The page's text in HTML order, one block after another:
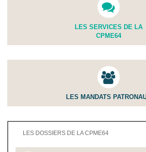
LES SERVICES DE LA
CPME64
LES MANDATS
LES DOSSIERS DE LA CPME64